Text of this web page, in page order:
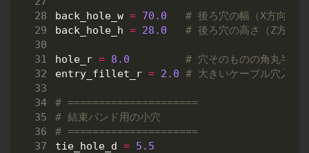
back_hole_w = 70.0
# 後ろ穴の幅（X方向）
back_hole_h = 28.0 # 後ろ穴の高さ（Z方向）
hole_r = 8.0
# 穴そのものの角丸半径
entry_fillet_r = 2.0 # 大きいケーブル穴入口
# =====================
# 結束バンド用の小穴
# =====================
tie_hole_d = 5.5